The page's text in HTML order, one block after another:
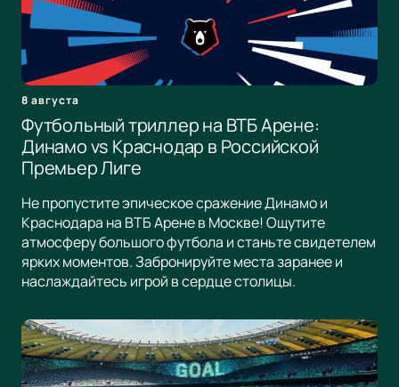
8 августа
Футбольный триллер на ВТБ Арене:
Динамо vs Краснодар в Российской
Премьер Лиге
Не пропустите эпическое сражение Динамо и
Краснодара на ВТБ Арене в Москве! Ощутите
атмосферу большого футбола и станьте свидетелем
ярких моментов. Забронируйте места заранее и
наслаждайтесь игрой в сердце столицы.